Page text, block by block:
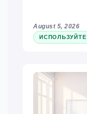
August 5, 2026
ИСПОЛЬЗУЙТЕ